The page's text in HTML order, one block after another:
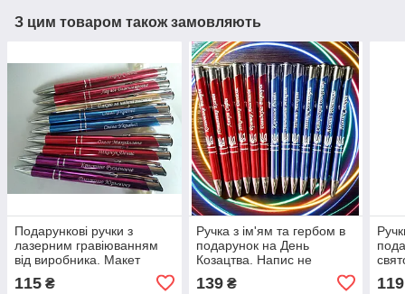
З цим товаром також замовляють
Подарункові ручки з
лазерним гравіюванням
від виробника. Макет
подарункові коробочки
115 ₴
Ручка з ім'ям та гербом в
подарунок на День
Козацтва. Напис не
металевий. Оплата на
139₴ 119